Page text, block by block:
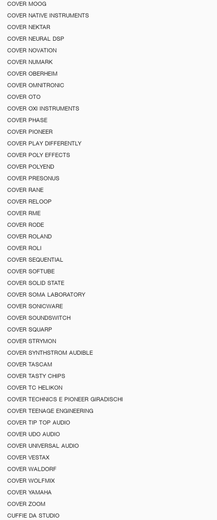
COVER MOOG
COVER NATIVE INSTRUMENTS
COVER NEKTAR
COVER NEURAL DSP
COVER NOVATION
COVER NUMARK
COVER OBERHEIM
COVER OMNITRONIC
COVER OTO
COVER OXI INSTRUMENTS
COVER PHASE
COVER PIONEER
COVER PLAY DIFFERENTLY
COVER POLY EFFECTS
COVER POLYEND
COVER PRESONUS
COVER RANE
COVER RELOOP
COVER RME
COVER RODE
COVER ROLAND
COVER ROLI
COVER SEQUENTIAL
COVER SOFTUBE
COVER SOLID STATE
COVER SOMA LABORATORY
COVER SONICWARE
COVER SOUNDSWITCH
COVER SQUARP
COVER STRYMON
COVER SYNTHSTROM AUDIBLE
COVER TASCAM
COVER TASTY CHIPS
COVER TC HELIKON
COVER TECHNICS E PIONEER GIRADISCHI
COVER TEENAGE ENGINEERING
COVER TIP TOP AUDIO
COVER UDO AUDIO
COVER UNIVERSAL AUDIO
COVER VESTAX
COVER WALDORF
COVER WOLFMIX
COVER YAMAHA
COVER ZOOM
CUFFIE DA STUDIO